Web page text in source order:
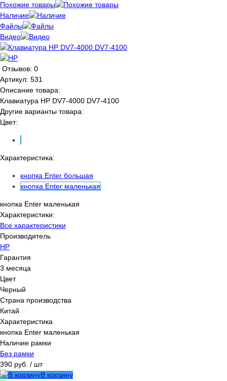
Похожие товары
Наличие
Файлы
Видео
Отзывов: 0
Артикул: 531
Описание товара:
Клавиатура HP DV7-4000 DV7-4100
Другие варианты товара:
Цвет:
Характеристика:
кнопка Enter большая
кнопка Enter маленькая
кнопка Enter маленькая
Характеристики:
Все характеристики
Производитель
HP
Гарантия
3 месяца
Цвет
Черный
Страна производства
Китай
Характеристика
кнопка Enter маленькая
Наличие рамки
Без рамки
390 руб. / шт
В корзину